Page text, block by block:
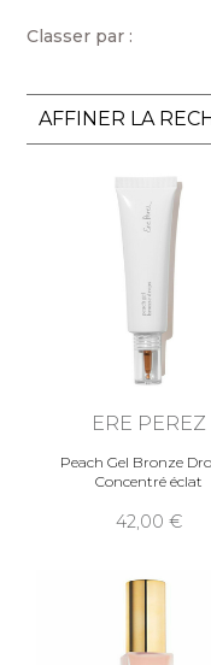
Classer par :
AFFINER LA
ERE PEREZ
Peach Gel Bronze
Concentré éclat
42,00